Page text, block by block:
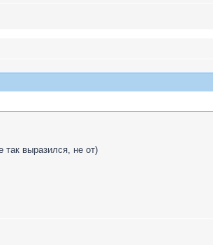
выразился, не от)